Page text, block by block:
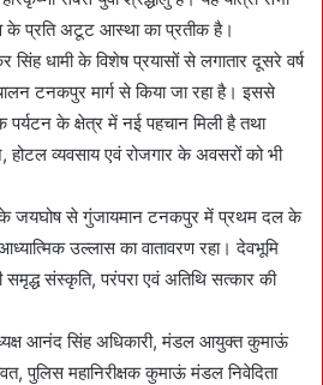
के प्रति अटूट आस्था का प्रतीक है।
धामी के विशेष प्रयासों से लगातार दूसरे वर्ष
टनकपुर मार्ग से किया जा रहा है। इससे
पर्यटन के क्षेत्र में नई पहचान मिली है तथा
होटल व्यवसाय एवं रोजगार के अवसरों को भी
के जयघोष से गुंजायमान टनकपुर में प्रथम दल के
उल्लास का वातावरण रहा। देवभूमि
संस्कृति, परंपरा एवं अतिथि सत्कार की
आनंद सिंह अधिकारी, मंडल आयुक्त कुमाऊं
पुलिस महानिरीक्षक कुमाऊं मंडल निवेदिता